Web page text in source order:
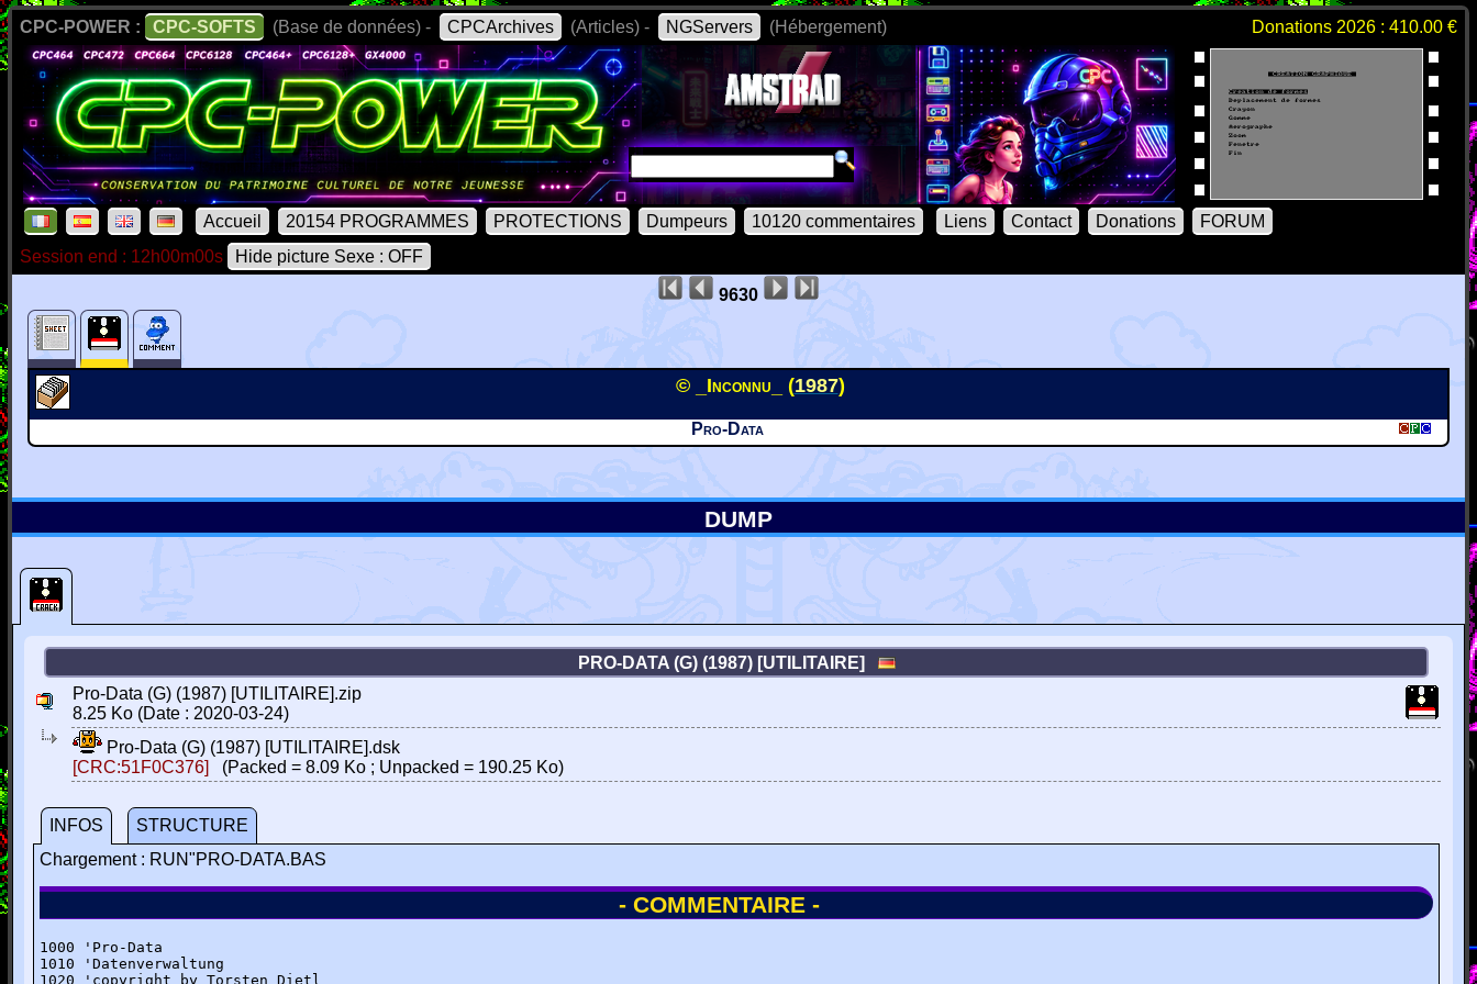
CPC-POWER : CPC-SOFTS (Base de données) - CPCArchives (Articles) - NGServers (Hébergement) Donations 2026 : 410.00 €
Accueil 20154 PROGRAMMES PROTECTIONS Dumpeurs 10120 commentaires Liens Contact Donations
FORUM
Session end : 12h00m00s
Hide picture Sexe : OFF
9630
© _Inconnu_ (1987)
Pro-Data
DUMP
PRO-DATA (G) (1987) [UTILITAIRE]
Pro-Data (G) (1987) [UTILITAIRE].zip
8.25 Ko (Date : 2020-03-24)
Pro-Data (G) (1987) [UTILITAIRE].dsk
[CRC:51F0C376]
(Packed = 8.09 Ko ; Unpacked = 190.25 Ko)
INFOS
STRUCTURE
Chargement : RUN"PRO-DATA.BAS
- COMMENTAIRE -
1000 'Pro-Data
1010 'Datenverwaltung
1020 'copyright by Torsten Dietl